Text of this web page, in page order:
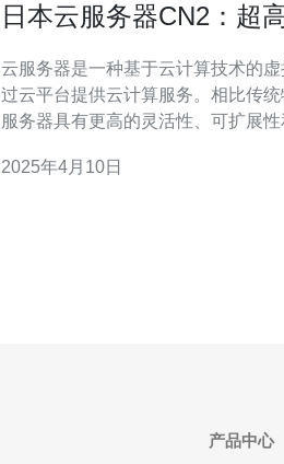
日本云服务器CN2：超
云服务器是一种基于云计算技术的
过云平台提供云计算服务。相比传
服务器具有更高的灵活性、可扩展性和
为超高性能和稳定性的最佳选择。 1. 高性能 日本云服
2025年4月10日
产品中心